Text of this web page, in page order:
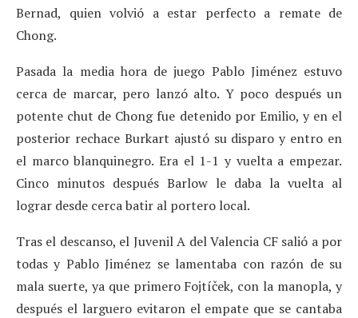
Bernad, quien volvió a estar perfecto a remate de
Chong.
Pasada la media hora de juego Pablo Jiménez estuvo
cerca de marcar, pero lanzó alto. Y poco después un
potente chut de Chong fue detenido por Emilio, y en el
posterior rechace Burkart ajustó su disparo y entro en
el marco blanquinegro. Era el 1-1 y vuelta a empezar.
Cinco minutos después Barlow le daba la vuelta al
lograr desde cerca batir al portero local.
Tras el descanso, el Juvenil A del Valencia CF salió a por
todas y Pablo Jiménez se lamentaba con razón de su
mala suerte, ya que primero Fojtíček, con la manopla, y
después el larguero evitaron el empate que se cantaba